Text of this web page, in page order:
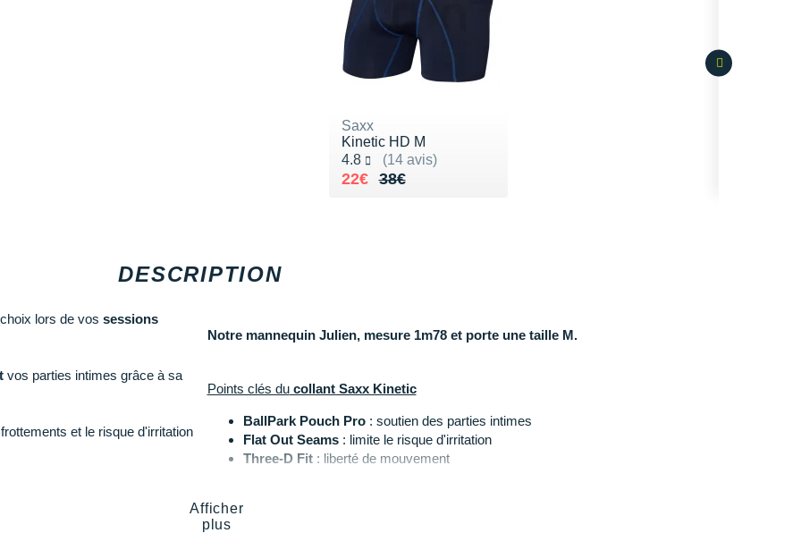
Saxx
Kinetic HD M
4.8
(14 avis)
Noté 4.8 sur 5
38€
Au lieu de 38€
22€
Vendu 22€
DESCRIPTION
lors de vos sessions
vos parties intimes grâce à sa
et le risque d'irritation
Notre mannequin Julien, mesure 1m78 et porte une taille M.
Points clés ducollant Saxx Kinetic
BallPark Pouch Pro: soutien des parties intimes
Flat Out Seams: limite le risque d'irritation
Three-D Fit : liberté de mouvement
Afficher
plus